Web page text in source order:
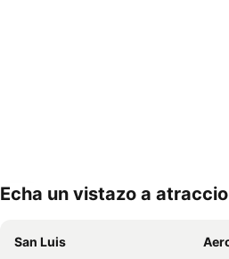
Echa un vistazo a
San Luis